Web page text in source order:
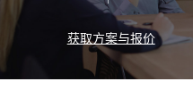
获取方案与报价